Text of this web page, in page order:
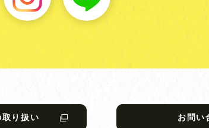
り扱い お問い